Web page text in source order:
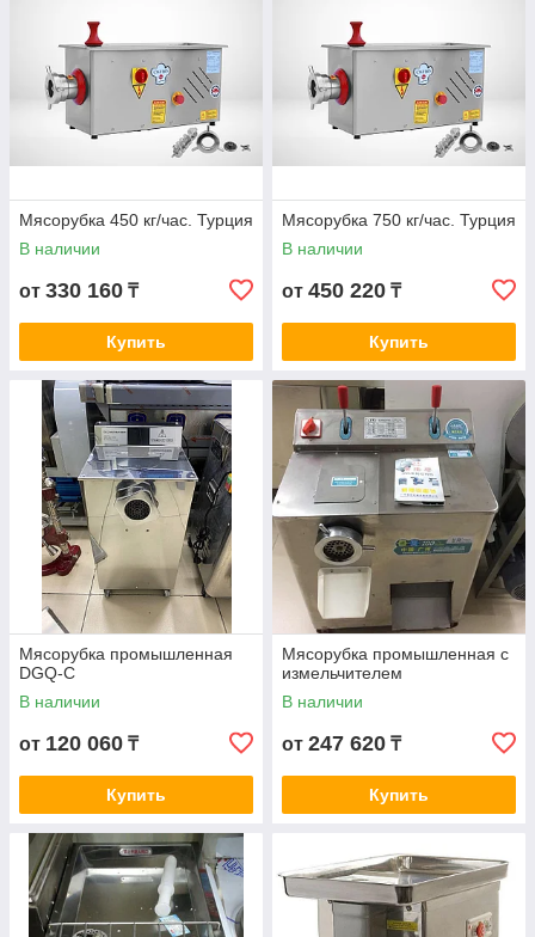
Мясорубка 450 кг/час. Турция
В наличии
от 330 160 ₸
Купить
Мясорубка 750 кг/час. Турция
В наличии
от 450 220 ₸
Купить
Мясорубка промышленная
DGQ-C
В наличии
от 120 060 ₸
Купить
Мясорубка промышленная с
измельчителем
В наличии
от 247 620 ₸
Купить